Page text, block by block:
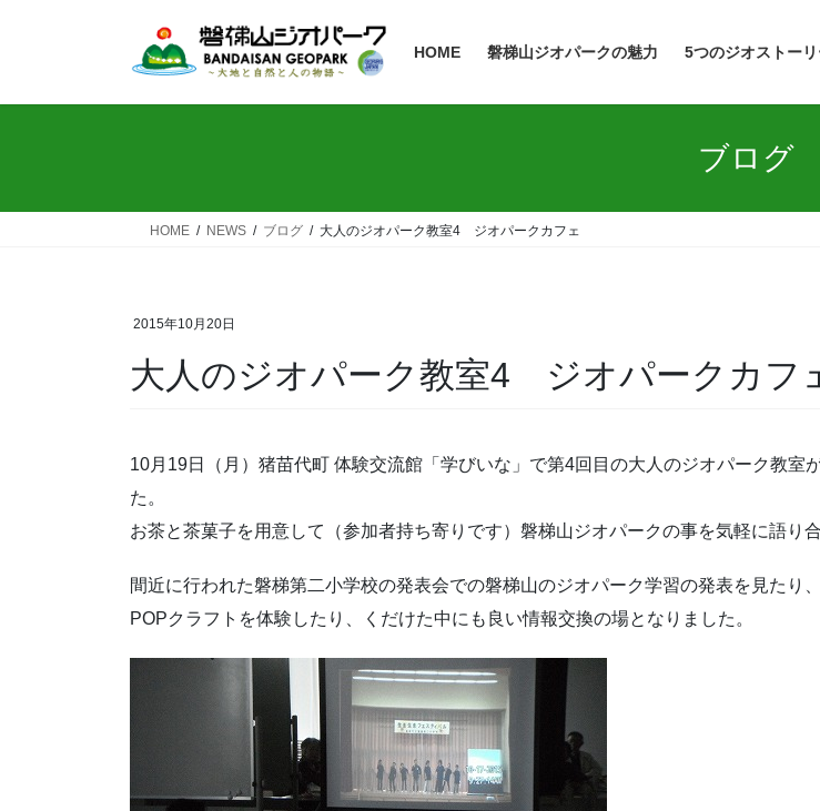
HOME 磐梯山ジオパークの魅力 5つのジオストー
ブログ
HOME NEWS ブログ 大人のジオパーク教室4 ジオパークカフェ
2015年10月20日
大人のジオパーク教室4 ジオパークカフ
10月19日（月）猪苗代町 体験交流館「学びいな」で第4回目の大人のジオパーク教室
た。
お茶と茶菓子を用意して（参加者持ち寄りです）磐梯山ジオパークの事を気軽に語り合
間近に行われた磐梯第二小学校の発表会での磐梯山のジオパーク学習の発表を見たり
POPクラフトを体験したり、くだけた中にも良い情報交換の場となりました。